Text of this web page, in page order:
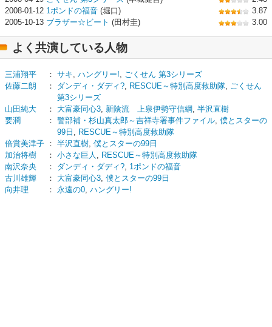
2008-01-12 1ポンドの福音 (堀口)
3.87
2005-10-13 ブラザー☆ビート (田村圭) 3.00
よく共演している人物
三浦翔平 ： サキ, ハングリー!, ごくせん 第3シリーズ
佐藤二朗
： ダンディ・ダディ?, RESCUE～特別高度救助隊, ごくせん
第3シリーズ
山田純大
： 大富豪同心3, 新陰流 上泉伊勢守信綱, 半沢直樹
要潤
： 警部補・杉山真太郎～吉祥寺署事件ファイル, 僕とスターの
99日 , RESCUE～特別高度救助隊
倍賞美津子 ： 半沢直樹, 僕とスターの99日
加治将樹
： 小さな巨人 , RESCUE～特別高度救助隊
南沢奈央
： ダンディ・ダディ?, 1ポンドの福音
古川雄輝
： 大富豪同心3, 僕とスターの99日
向井理
： 永遠の0, ハングリー!